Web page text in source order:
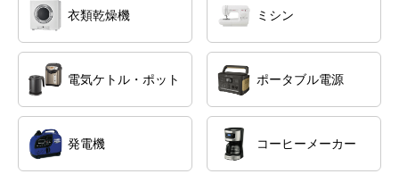
衣類乾燥機 ミシン
電気ケトル・ポット ポータブル電源
発電機 コーヒーメーカー